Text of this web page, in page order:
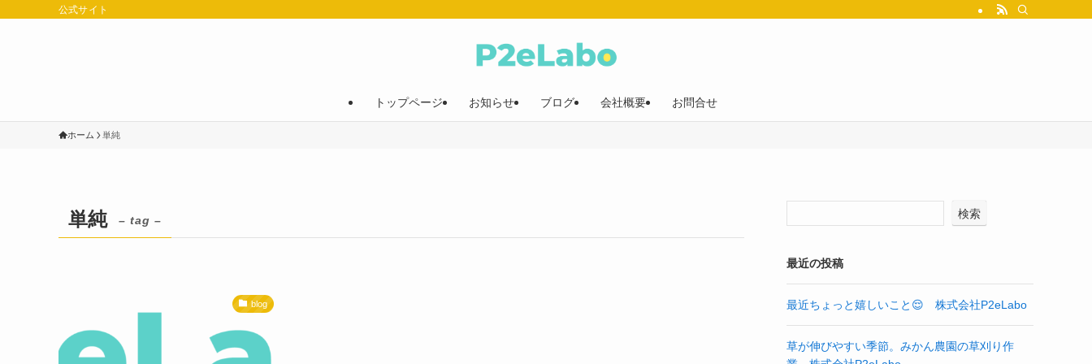
公式サイト
トップページ お知らせ ブログ 会社概要 お問合せ
ホーム 単純
単純 – tag –
blog
検索
最近の投稿
最近ちょっと嬉しいこと😌 株式会社P2eLabo
草が伸びやすい季節。みかん農園の草刈り作